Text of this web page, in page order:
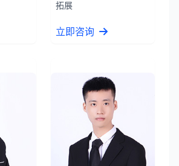
拓展
立即咨询